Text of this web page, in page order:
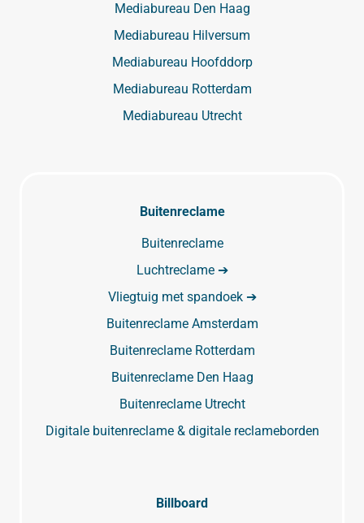
Mediabureau Den Haag
Mediabureau Hilversum
Mediabureau Hoofddorp
Mediabureau Rotterdam
Mediabureau Utrecht
Buitenreclame
Buitenreclame
Luchtreclame ➔
Vliegtuig met spandoek ➔
Buitenreclame Amsterdam
Buitenreclame Rotterdam
Buitenreclame Den Haag
Buitenreclame Utrecht
Digitale buitenreclame & digitale reclameborden
Billboard